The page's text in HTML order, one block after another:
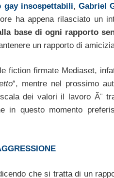
gay insospettabili,Gabriel
ha appena rilasciato un
base di ogni rapporto
un rapporto di
fiction firmate Mediaset,
“, mentre nel prossimo
dei valori il lavoro Ã¨
in questo momento
che si tratta di un